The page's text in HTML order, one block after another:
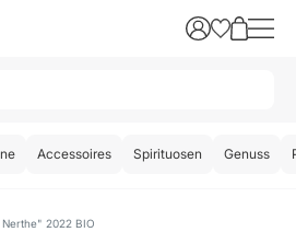
Accessoires Spirituosen Genuss
2022 BIO